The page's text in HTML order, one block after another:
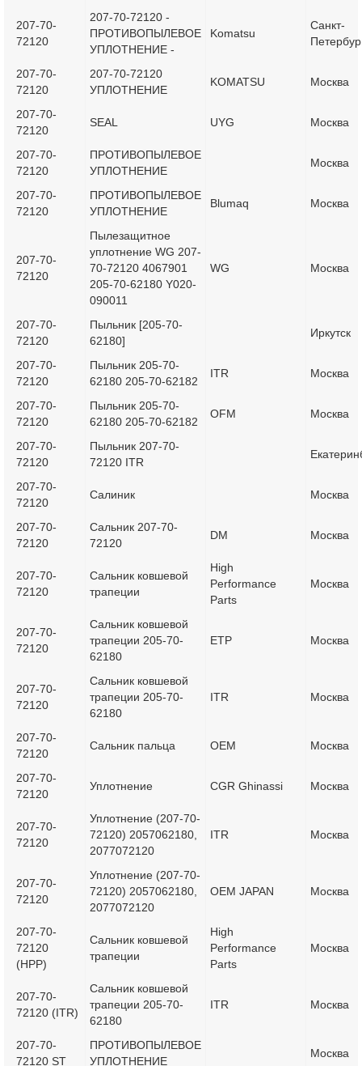
207-70-
72120
207-70-72120 -
ПРОТИВОПЫЛЕВОЕ
УПЛОТНЕНИЕ -
Komatsu
Санкт-
207-70-
72120
207-70-72120
УПЛОТНЕНИЕ
KOMATSU Москва
207-70-
72120
SEAL UYG Москва
207-70-
72120
ПРОТИВОПЫЛЕВОЕ
УПЛОТНЕНИЕ
Москва
207-70-
72120
ПРОТИВОПЫЛЕВОЕ
УПЛОТНЕНИЕ
Blumaq Москва
207-70-
72120
Пылезащитное
уплотнение WG 207-
70-72120 4067901
205-70-62180 Y020-
090011
WG Москва
207-70-
72120
Пыльник [205-70-
62180]
Иркутск
207-70-
72120
Пыльник 205-70-
62180 205-70-62182
ITR Москва
207-70-
72120
Пыльник 205-70-
62180 205-70-62182
OFM Москва
207-70-
72120
Пыльник 207-70-
72120 ITR
207-70-
72120
Салиник Москва
207-70-
72120
Сальник 207-70-
72120
DM Москва
207-70-
72120
Сальник ковшевой
трапеции
High
Performance
Parts
Москва
207-70-
72120
Сальник ковшевой
трапеции 205-70-
62180
ETP Москва
207-70-
72120
Сальник ковшевой
трапеции 205-70-
62180
ITR Москва
207-70-
72120
Сальник пальца OEM Москва
207-70-
72120
Уплотнение CGR Ghinassi Москва
207-70-
72120
Уплотнение (207-70-
72120) 2057062180,
2077072120
ITR Москва
207-70-
72120
Уплотнение (207-70-
72120) 2057062180,
2077072120
OEM JAPAN Москва
207-70-
72120
(HPP)
Сальник ковшевой
трапеции
High
Performance
Parts
Москва
207-70-
72120 (ITR)
Сальник ковшевой
трапеции 205-70-
62180
ITR Москва
207-70-
72120 ST
ПРОТИВОПЫЛЕВОЕ
УПЛОТНЕНИЕ
Москва